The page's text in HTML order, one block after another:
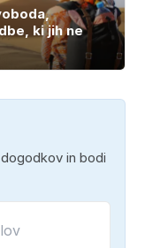
ki jih ne
in bodi